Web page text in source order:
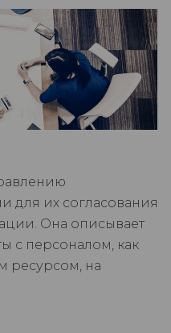
для их согласования
Она описывает
с персоналом, как
ресурсом, на